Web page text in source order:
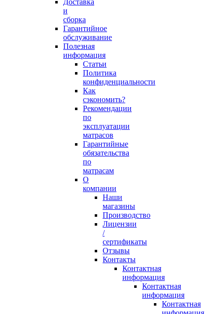
Доставка
и
сборка
Гарантийное
обслуживание
Полезная
информация
Статьи
Политика
конфиденциальности
Как
сэкономить?
Рекомендации
по
эксплуатации
матрасов
Гарантийные
обязательства
по
матрасам
О
компании
Наши
магазины
Производство
Лицензии
/
сертификаты
Отзывы
Контакты
Контактная
информация
Контактная
информация
Контактная